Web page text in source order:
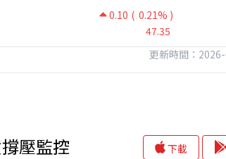
0.10 ( 0.21% )
47.35
更新時間：
壓監控
下載